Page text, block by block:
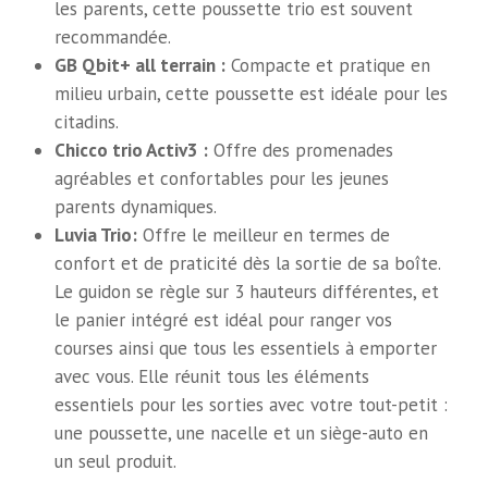
les parents, cette poussette trio est souvent
recommandée.
GB Qbit+ all terrain : Compacte et pratique en
milieu urbain, cette poussette est idéale pour les
citadins.
Chicco trio Activ3 : Offre des promenades
agréables et confortables pour les jeunes
parents dynamiques.
Luvia Trio: Offre le meilleur en termes de
confort et de praticité dès la sortie de sa boîte.
Le guidon se règle sur 3 hauteurs différentes, et
le panier intégré est idéal pour ranger vos
courses ainsi que tous les essentiels à emporter
avec vous. Elle réunit tous les éléments
essentiels pour les sorties avec votre tout-petit :
une poussette, une nacelle et un siège-auto en
un seul produit.